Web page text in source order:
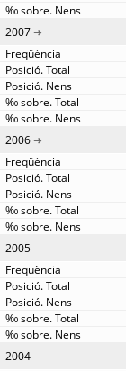
2007
2006
2005
2004